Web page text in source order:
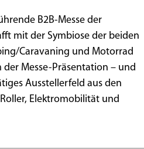
B2B-Messe der
mit der Symbiose der beiden
Caravaning und Motorrad
Messe-Präsentation – und
Ausstellerfeld aus den
Elektromobilität und